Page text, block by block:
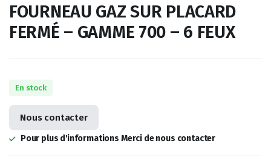
FOURNEAU GAZ SUR PLACARD
FERMÉ – GAMME 700 – 6 FEUX
En stock
Nous contacter
Pour plus d'informations Merci de nous contacter